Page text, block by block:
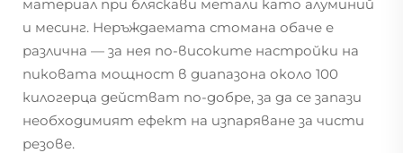
материал при бляскави метали като алуминий
и месинг. Неръждаемата стомана обаче е
различна — за нея по-високите настройки на
пиковата мощност в диапазона около 100
килогерца действат по-добре, за да се запази
необходимият ефект на изпаряване за чисти
резове.